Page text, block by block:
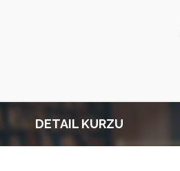
DETAIL KURZU